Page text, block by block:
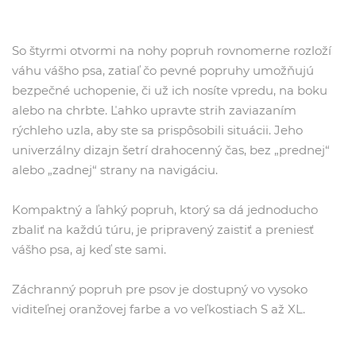
So štyrmi otvormi na nohy popruh rovnomerne rozloží
váhu vášho psa, zatiaľ čo pevné popruhy umožňujú
bezpečné uchopenie, či už ich nosíte vpredu, na boku
alebo na chrbte. Ľahko upravte strih zaviazaním
rýchleho uzla, aby ste sa prispôsobili situácii. Jeho
univerzálny dizajn šetrí drahocenný čas, bez „prednej“
alebo „zadnej“ strany na navigáciu.
Kompaktný a ľahký popruh, ktorý sa dá jednoducho
zbaliť na každú túru, je pripravený zaistiť a preniesť
vášho psa, aj keď ste sami.
Záchranný popruh pre psov je dostupný vo vysoko
viditeľnej oranžovej farbe a vo veľkostiach S až XL.